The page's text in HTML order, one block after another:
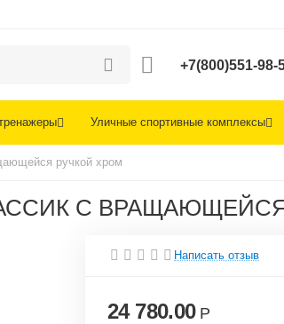
+7(800)551-98-
Уличные спортивные комплексы
ручкой хром
С
Написать отзыв
24 780.00 Р